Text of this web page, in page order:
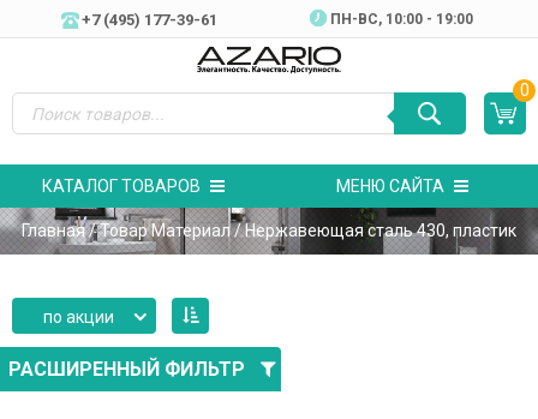
+7 (495) 177-39-61 ПН-ВC, 10:00 - 19:00
0
КАТАЛОГ ТОВАРОВ МЕНЮ САЙТА
Главная/ Товар Материал / Нержавеющая сталь 430, пластик
РАСШИРЕННЫЙ ФИЛЬТР
по акции